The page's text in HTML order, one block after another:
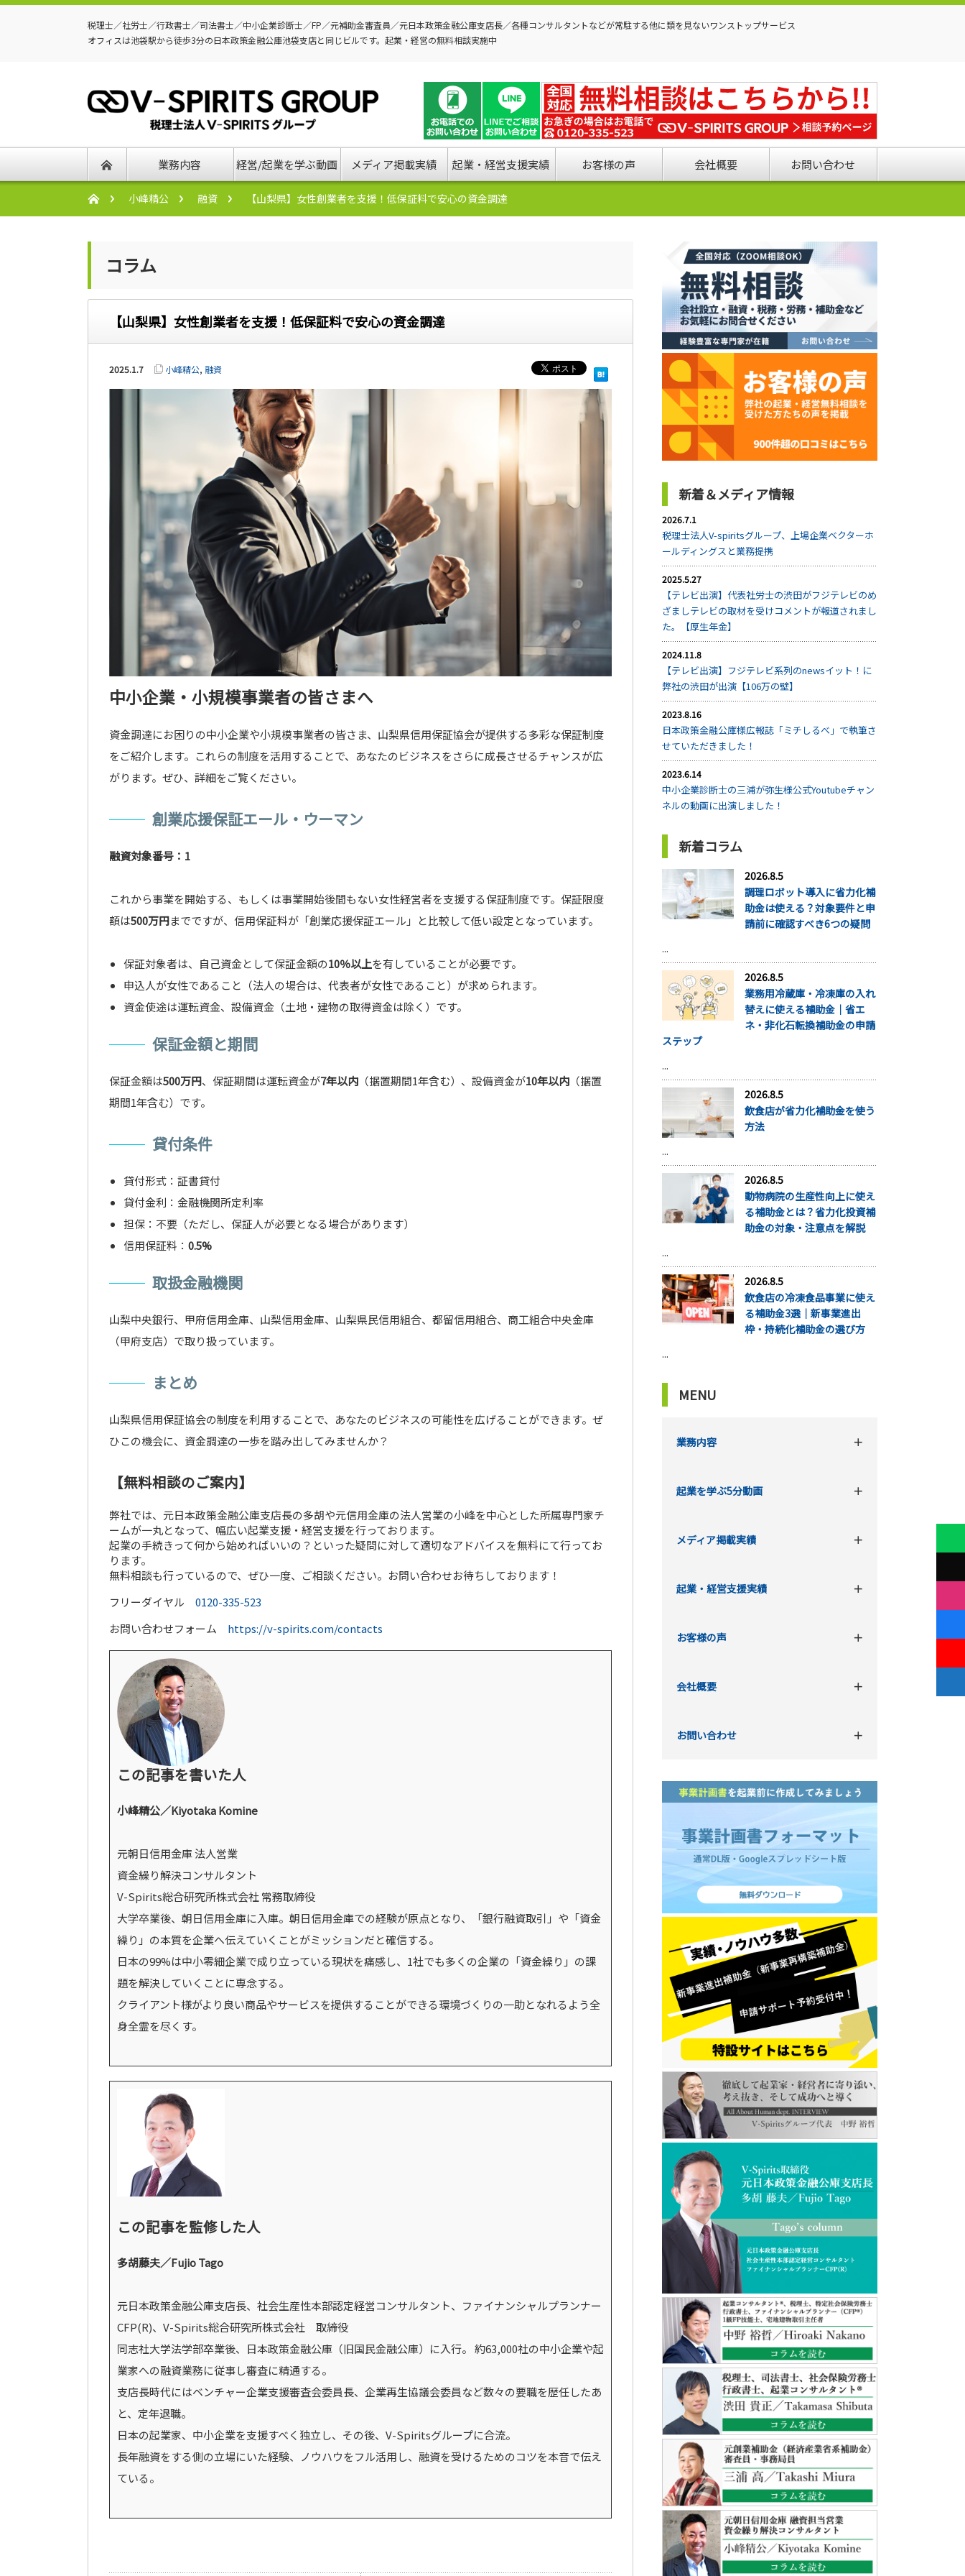
税理士／社労士／行政書士／司法書士／中小企業診断士／FP／元補助金審査員／元日本政策金融公庫支店長／各種コンサルタントなどが常駐する他に類を見ないワンストップサービス
オフィスは池袋駅から徒歩3分の日本政策金融公庫池袋支店と同じビルです。起業・経営の無料相談実施中
業務内容 経営/起業を学ぶ動画 メディア掲載実績 起業・経営支援実績 お客様の声 会社概要 お問い合わせ
小峰精公 融資 【山梨県】女性創業者を支援！低保証料で安心の資金調達
コラム
【山梨県】女性創業者を支援！低保証料で安心の資金調達
2025.1.7 小峰精公, 融資
中小企業・小規模事業者の皆さまへ
資金調達にお困りの中小企業や小規模事業者の皆さま、山梨県信用保証協会が提供する多彩な保証制度
をご紹介します。これらの制度を活用することで、あなたのビジネスをさらに成長させるチャンスが広
がります。ぜひ、詳細をご覧ください。
創業応援保証エール・ウーマン
融資対象番号：1
これから事業を開始する、もしくは事業開始後間もない女性経営者を支援する保証制度です。保証限度
額は500万円までですが、信用保証料が「創業応援保証エール」と比較して低い設定となっています。
保証対象者は、自己資金として保証金額の10％以上を有していることが必要です。
申込人が女性であること（法人の場合は、代表者が女性であること）が求められます。
資金使途は運転資金、設備資金（土地・建物の取得資金は除く）です。
保証金額と期間
保証金額は500万円、保証期間は運転資金が7年以内 （据置期間1年含む）、設備資金が10年以内 （据置
期間1年含む）です。
貸付条件
貸付形式：証書貸付
貸付金利：金融機関所定利率
担保：不要（ただし、保証人が必要となる場合があります）
信用保証料： 0.5%
取扱金融機関
山梨中央銀行、甲府信用金庫、山梨信用金庫、山梨県民信用組合、都留信用組合、商工組合中央金庫
（甲府支店）で取り扱っています。
まとめ
山梨県信用保証協会の制度を利用することで、あなたのビジネスの可能性を広げることができます。ぜ
ひこの機会に、資金調達の一歩を踏み出してみませんか？
【無料相談のご案内】
弊社では、元日本政策金融公庫支店長の多胡や元信用金庫の法人営業の小峰を中心とした所属専門家チ
ームが一丸となって、幅広い起業支援・経営支援を行っております。
起業の手続きって何から始めればいいの？といった疑問に対して適切なアドバイスを無料にて行ってお
ります。
無料相談も行っているので、ぜひ一度、ご相談ください。お問い合わせお待ちしております！
フリーダイヤル 0120-335-523
お問い合わせフォーム https://v-spirits.com/contacts
この記事を書いた人
小峰精公／Kiyotaka Komine
元朝日信用金庫 法人営業
資金繰り解決コンサルタント
V-Spirits総合研究所株式会社 常務取締役
大学卒業後、朝日信用金庫に入庫。朝日信用金庫での経験が原点となり、「銀行融資取引」や「資金
繰り」の本質を企業へ伝えていくことがミッションだと確信する。
日本の99%は中小零細企業で成り立っている現状を痛感し、1社でも多くの企業の「資金繰り」の課
題を解決していくことに専念する。
クライアント様がより良い商品やサービスを提供することができる環境づくりの一助となれるよう全
身全霊を尽くす。
この記事を監修した人
多胡藤夫／Fujio Tago
元日本政策金融公庫支店長、社会生産性本部認定経営コンサルタント、ファイナンシャルプランナー
CFP(R)、V-Spirits総合研究所株式会社 取締役
同志社大学法学部卒業後、日本政策金融公庫（旧国民金融公庫）に入行。 約63,000社の中小企業や起
業家への融資業務に従事し審査に精通する。
支店長時代にはベンチャー企業支援審査会委員長、企業再生協議会委員など数々の要職を歴任したあ
と、定年退職。
日本の起業家、中小企業を支援すべく独立し、その後、V-Spiritsグループに合流。
長年融資をする側の立場にいた経験、ノウハウをフル活用し、融資を受けるためのコツを本音で伝え
ている。
新着＆メディア情報
2026.7.1
税理士法人V-spiritsグループ、上場企業ベクターホ
ールディングスと業務提携
2025.5.27
【テレビ出演】代表社労士の渋田がフジテレビのめ
ざましテレビの取材を受けコメントが報道されまし
た。【厚生年金】
2024.11.8
【テレビ出演】フジテレビ系列のnewsイット！に
弊社の渋田が出演【106万の壁】
2023.8.16
日本政策金融公庫様広報誌「ミチしるべ」で執筆さ
せていただきました！
2023.6.14
中小企業診断士の三浦が弥生様公式Youtubeチャン
ネルの動画に出演しました！
新着コラム
2026.8.5
調理ロボット導入に省力化補
助金は使える？対象要件と申
請前に確認すべき6つの疑問
...
2026.8.5
業務用冷蔵庫・冷凍庫の入れ
替えに使える補助金｜省エ
ネ・非化石転換補助金の申請
ステップ
...
2026.8.5
飲食店が省力化補助金を使う
方法
...
2026.8.5
動物病院の生産性向上に使え
る補助金とは？省力化投資補
助金の対象・注意点を解説
...
2026.8.5
飲食店の冷凍食品事業に使え
る補助金3選｜新事業進出
枠・持続化補助金の選び方
...
MENU
業務内容
起業を学ぶ5分動画
メディア掲載実績
起業・経営支援実績
お客様の声
会社概要
お問い合わせ